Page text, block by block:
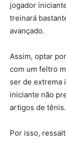
jogador
treinará
avançado.
Assim, optar
com um feltro
ser de extrema
iniciante não
artigos de tênis.
Por isso,